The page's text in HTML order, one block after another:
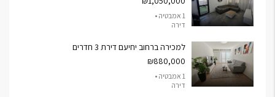
1 אמבטיה •
דירה
למכירה ברחוב יחיעם דירת 3 חדרים
₪880,000
1 אמבטיה •
דירה